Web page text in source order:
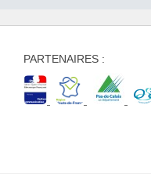
PARTENAIRES :